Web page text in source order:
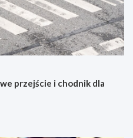
przejście i chodnik dla